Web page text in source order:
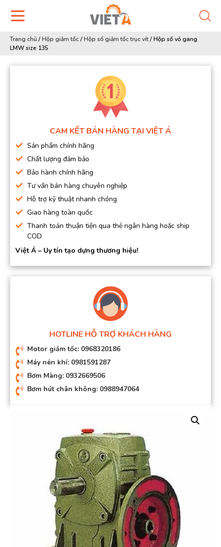
Trang chủ /Hộp giảm tốc/Hộp số giảm tốc trục vít/Hộp số vỏ gang
LMW size 135
CAM KẾT BÁN HÀNG TẠI VIỆT Á
Sản phẩm chính hãng
Chất lượng đảm bảo
Bảo hành chính hãng
Tư vấn bán hàng chuyên nghiệp
Hỗ trợ kỹ thuật nhanh chóng
Giao hàng toàn quốc
Thanh toán thuận tiện qua thẻ ngân hàng hoặc ship
COD
Việt Á – Uy tín tạo dựng thương hiệu!
HOTLINE HỖ TRỢ KHÁCH HÀNG
Motor giảm tốc: 0968320186
Máy nén khí: 0981591287
Bơm Màng: 0932669506
Bơm hút chân không: 0988947064